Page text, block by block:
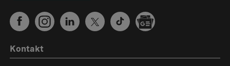
Kontakt